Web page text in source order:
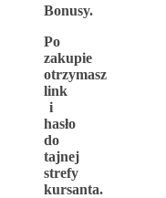
Bonusy.
Po
zakupie
otrzymasz
link
i
hasło
do
tajnej
strefy
kursanta.